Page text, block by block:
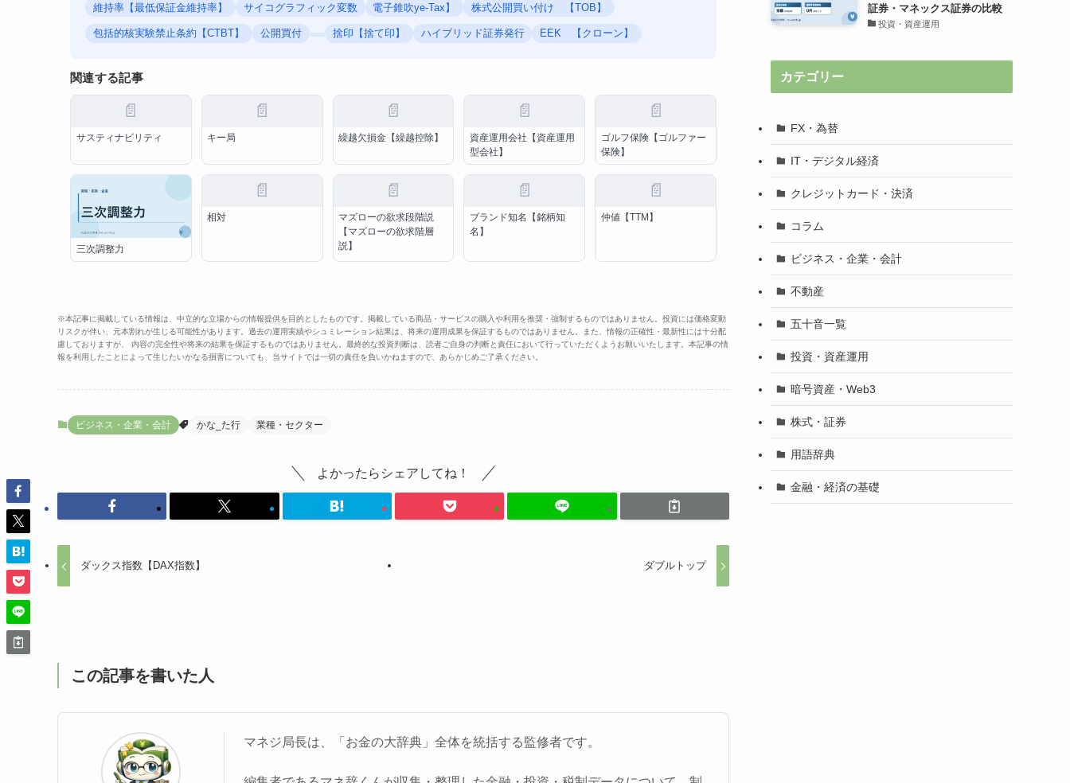
維持率【最低保証金維持率】 サイコグラフィック変数 電子錐吹ye-Tax】 株式公開買い付け 【TOB】
包括的核実験禁止条約【CTBT】 公開買付 捨印【捨て印】 ハイブリッド証券発行 EEK 【クローン】
関連する記事
📄
サスティナビリティ
📄
キー局
📄
繰越欠損金【繰越控除】
📄
資産運用会社【資産運用
型会社】
📄
ゴルフ保険【ゴルファー
保険】
三次調整力
📄
相対
📄
マズローの欲求段階説
【マズローの欲求階層
説】
📄
ブランド知名【銘柄知
名】
📄
仲値【TTM】
※本記事に掲載している情報は、中立的な立場からの情報提供を目的としたものです。掲載している商品・サービスの購入や利用を推奨・強制するものではありません。投資には価格変動
リスクが伴い、元本割れが生じる可能性があります。過去の運用実績やシュミレーション結果は、将来の運用成果を保証するものではありません。また、情報の正確性・最新性には十分配
慮しておりますが、 内容の完全性や将来の結果を保証するものではありません。最終的な投資判断は、読者ご自身の判断と責任において行っていただくようお願いいたします。本記事の情
報を利用したことによって生じたいかなる損害についても、当サイトでは一切の責任を負いかねますので、あらかじめご了承ください。
ビジネス・企業・会計 かな_た行 業種・セクター
よかったらシェアしてね！
ダックス指数【DAX指数】 ダブルトップ
この記事を書いた人
マネジ局長は、「お金の大辞典」全体を統括する監修者です。
証券・マネックス証券の比較
投資・資産運用
カテゴリー
FX・為替
IT・デジタル経済
クレジットカード・決済
コラム
ビジネス・企業・会計
不動産
五十音一覧
投資・資産運用
暗号資産・Web3
株式・証券
用語辞典
金融・経済の基礎